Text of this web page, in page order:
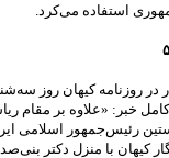
استفاده می‌کرد.
خبر: «علاوه بر مقام
رئیس‌جمهور اسلامی
کیهان با منزل دکتر